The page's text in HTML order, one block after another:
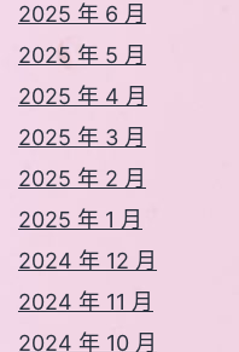
2025 年 6 月
2025 年 5 月
2025 年 4 月
2025 年 3 月
2025 年 2 月
2025 年 1 月
2024 年 12 月
2024 年 11 月
2024 年 10 月